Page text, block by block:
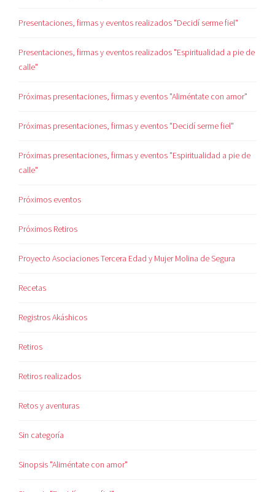
Presentaciones, firmas y eventos realizados "Decidí serme fiel"
Presentaciones, firmas y eventos realizados "Espiritualidad a pie de
calle"
Próximas presentaciones, firmas y eventos "Aliméntate con amor"
Próximas presentaciones, firmas y eventos "Decidí serme fiel"
Próximas presentaciones, firmas y eventos "Espiritualidad a pie de
calle"
Próximos eventos
Próximos Retiros
Proyecto Asociaciones Tercera Edad y Mujer Molina de Segura
Recetas
Registros Akáshicos
Retiros
Retiros realizados
Retos y aventuras
Sin categoría
Sinopsis "Aliméntate con amor"